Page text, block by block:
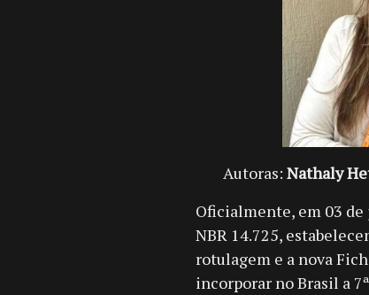
Autoras: Nathaly
Oficialmente, em 03 de
NBR 14.725,
rotulagem e a nova
incorporar no Brasil a